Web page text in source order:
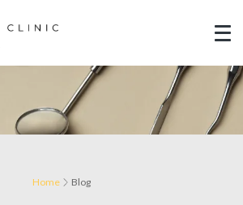
Home Blog